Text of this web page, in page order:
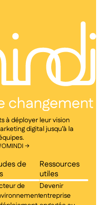
à déployer leur vision
digital jusqu’à la
→
de
de
Ressources
utiles
Devenir
entreprise